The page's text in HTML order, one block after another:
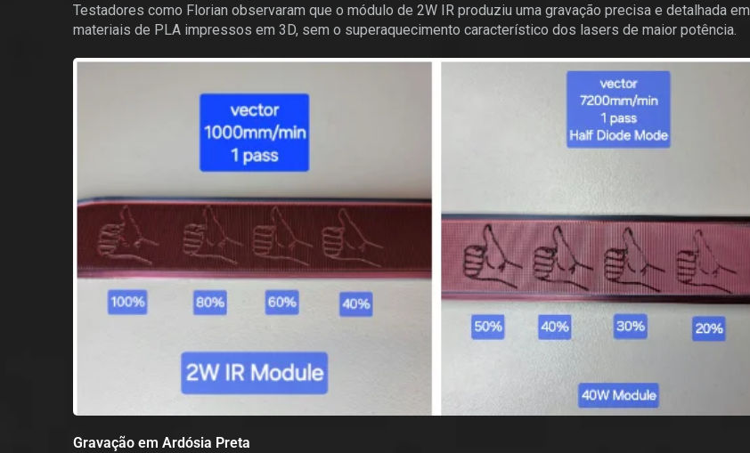
Testadores como Florian observaram que o módulo de 2W IR produziu uma gravação precisa e detalhada em
materiais de PLA impressos em 3D, sem o superaquecimento característico dos lasers de maior potência.
Gravação em Ardósia Preta